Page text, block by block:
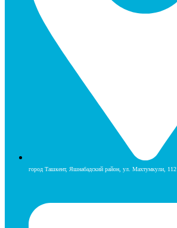
город Ташкент, Яшнабадский район, ул. Махтумкули, 112